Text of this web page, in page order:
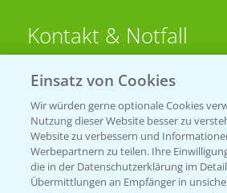
Kontakt & Notfall
Beratung auf WhatsApp
T.+49 (0)174 346 564 1
KONTAKT
Einsatz von Cookies
Wir würden gerne optionale Cookies
Nutzung dieser Website besser zu
Website zu verbessern und
Werbepartnern zu teilen. Ihre
die in der Datenschutzerklärung im
Übermittlungen an Empfänger in